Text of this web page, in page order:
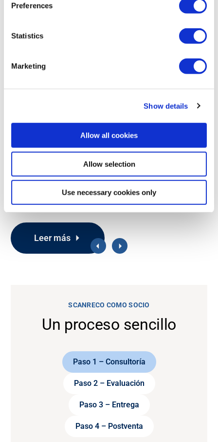
Preferences
Statistics
Marketing
Show details
Allow all cookies
Allow selection
Use necessary cookies only
G5 Relay
Leer más
SCANRECO COMO SOCIO
Un proceso sencillo
Paso 1 – Consultoría
Paso 2 – Evaluación
Paso 3 – Entrega
Paso 4 – Postventa